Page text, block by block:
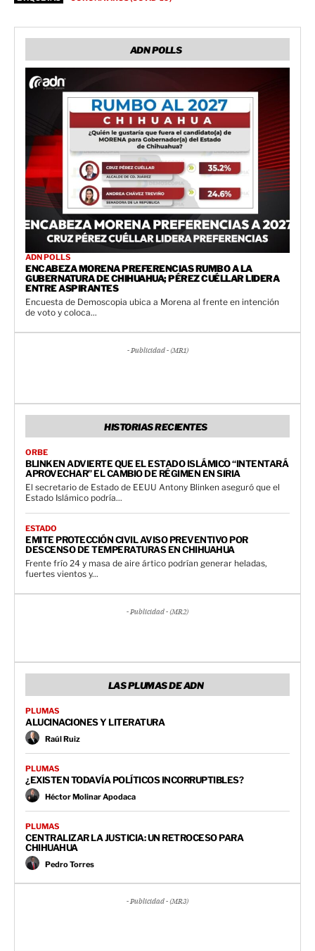
ADN POLLS
ADN POLLS
ENCABEZA MORENA PREFERENCIAS RUMBO A LA
GUBERNATURA DE CHIHUAHUA; PÉREZ CUÉLLAR LIDERA
ENTRE ASPIRANTES
Encuesta de Demoscopia ubica a Morena al frente en intención
de voto y coloca...
- Publicidad - (MR1)
HISTORIAS RECIENTES
ORBE
BLINKEN ADVIERTE QUE EL ESTADO ISLÁMICO “INTENTARÁ
APROVECHAR” EL CAMBIO DE RÉGIMEN EN SIRIA
El secretario de Estado de EEUU Antony Blinken aseguró que el
Estado Islámico podría...
ESTADO
EMITE PROTECCIÓN CIVIL AVISO PREVENTIVO POR
DESCENSO DE TEMPERATURAS EN CHIHUAHUA
Frente frío 24 y masa de aire ártico podrían generar heladas,
fuertes vientos y...
- Publicidad - (MR2)
LAS PLUMAS DE ADN
PLUMAS
ALUCINACIONES Y LITERATURA
Raúl Ruiz
PLUMAS
¿EXISTEN TODAVÍA POLÍTICOS INCORRUPTIBLES?
Héctor Molinar Apodaca
PLUMAS
CENTRALIZAR LA JUSTICIA: UN RETROCESO PARA
CHIHUAHUA
Pedro Torres
- Publicidad - (MR3)